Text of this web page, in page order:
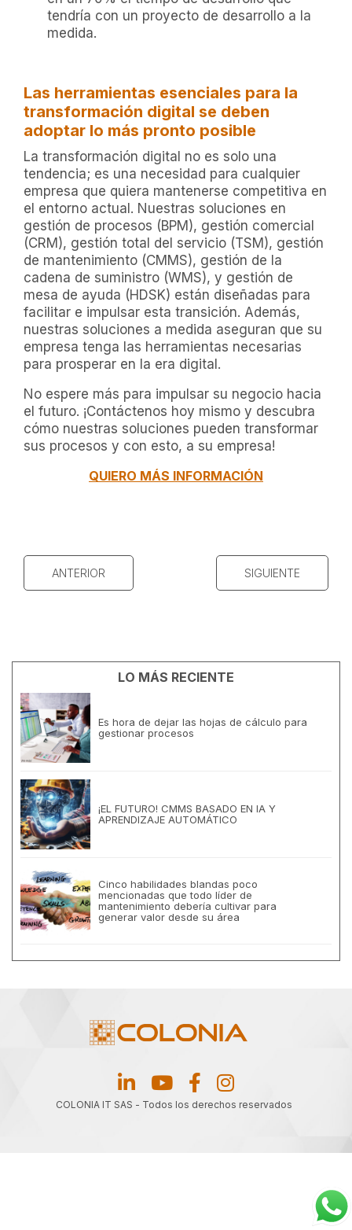
tendría con un proyecto de desarrollo a la
medida.
Las herramientas esenciales para la
transformación digital se deben
adoptar lo más pronto posible
La transformación digital no es solo una
tendencia; es una necesidad para cualquier
empresa que quiera mantenerse competitiva en
el entorno actual. Nuestras soluciones en
gestión de procesos (BPM), gestión comercial
(CRM), gestión total del servicio (TSM), gestión
de mantenimiento (CMMS), gestión de la
cadena de suministro (WMS), y gestión de
mesa de ayuda (HDSK) están diseñadas para
facilitar e impulsar esta transición. Además,
nuestras soluciones a medida aseguran que su
empresa tenga las herramientas necesarias
para prosperar en la era digital.
No espere más para impulsar su negocio hacia
el futuro. ¡Contáctenos hoy mismo y descubra
cómo nuestras soluciones pueden transformar
sus procesos y con esto, a su empresa!
QUIERO MÁS INFORMACIÓN
ANTERIOR SIGUIENTE
LO MÁS RECIENTE
Es hora de dejar las hojas de cálculo para
gestionar procesos
¡EL FUTURO! CMMS BASADO EN IA Y
APRENDIZAJE AUTOMÁTICO
Cinco habilidades blandas poco
mencionadas que todo líder de
mantenimiento debería cultivar para
generar valor desde su área
COLONIA IT SAS - Todos los derechos reservados